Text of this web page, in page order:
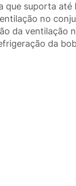
que suporta até
no
da ventilação
da